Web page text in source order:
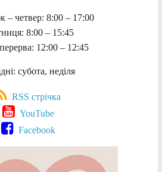
– четвер: 8:00 – 17:00
8:00 – 15:45
12:00 – 12:45
субота, неділя
RSS стрічка
YouTube
Facebook